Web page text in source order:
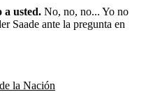
a usted. No, no, no... Yo no
Saade ante la pregunta en
la Nación